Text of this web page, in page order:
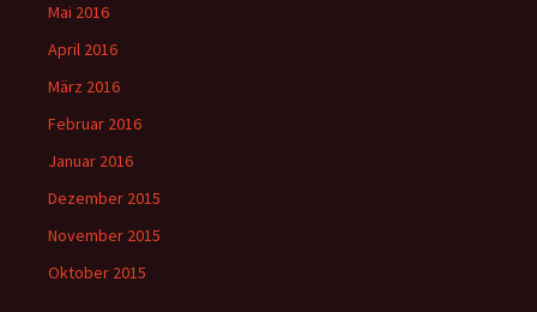
Mai 2016
April 2016
März 2016
Februar 2016
Januar 2016
Dezember 2015
November 2015
Oktober 2015